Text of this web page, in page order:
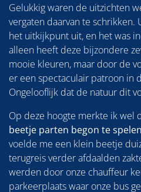
Gelukkig waren de uitzichten
vergaten daarvan te
het uitkijkpunt uit, en het was
alleen heeft deze bijzondere
mooie kleuren, maar door de
er een spectaculair patroon in
Ongelooflijk dat de natuur dit
Op deze hoogte merkte ik wel
beetje parten begon te spelen
voelde me een klein beetje
terugreis verder afdaalden
werden door onze chauffeur
parkeerplaats waar onze bus